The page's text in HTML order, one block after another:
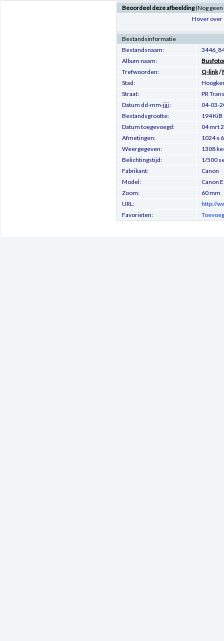
Beoordeel deze afbeelding(Nog
Hover over
Bestandsinformatie
Bestandsnaam:
Album naam:
Trefwoorden:
Q-link/
Stad:
Straat:
PR
Datum dd-mm-jjjj :
04-03-
Bestandsgrootte:
194 KiB
Datum toegevoegd:
04 mrt
Afmetingen:
1024 x
Weergegeven:
1308
Belichtingstijd:
1/500
Fabrikant:
Canon
Model:
Canon
Zoom:
60 mm
URL:
http://
Favorieten: